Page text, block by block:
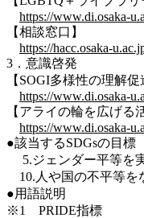
https://www.di.osaka-
【相談窓口】
https://hacc.osaka-
3．意識啓発
【SOGI多様性の理解促
https://www.di.osaka-
【アライの輪を広げる
https://www.di.osaka-
●該当するSDGsの目標
5.ジェンダー平等を
10.人や国の不平等を
●用語説明
※1 PRIDE指標